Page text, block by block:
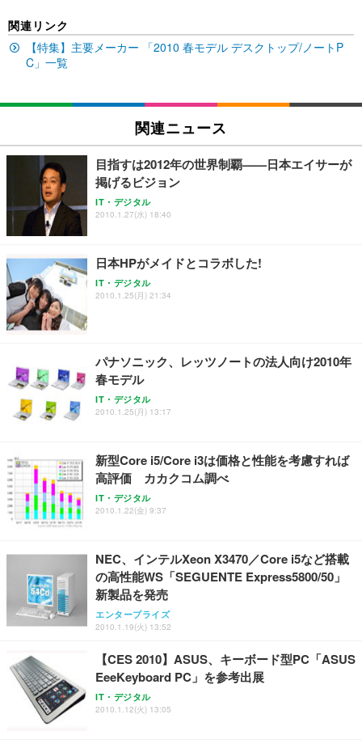
ュチェア 人間工学 疲れない ブラック
Sezlife オフィスチェア デスクチェア 疲れない テレ
ワーク チェア 強化バックレスト 30度ロッキング機
能 人間工学 椅子 腰サポート 90度跳ね上げ式アーム
ョン PCチェア 通気性メッシュ ゲーミング/勉強/事
務用 おしゃれ パソコンチェア (ブラック)
￥7,680
Sezlife オフィスチェア デスクチェア 疲れない テレ
ワーク チェア 強化バックレスト 30度ロッキング機
ョン PCチェア 通気性メッシュ ゲーミング/勉強/事
務用 おしゃれ パソコンチェア (ホワイト)
￥7,680
ANDWINT オフィスチェア デスクチェア 肘なし メ
勤務 ブラック
イト
フック付き（CFI-ZDM1J）
【整備済み品】Dell E2724HS 27インチ 液晶モニタ
ー フルHD（1920×1080）VA 非光沢 HDMI/DisplayP
￥15,800
【MiniLED/24.5inch/280Hz/FHD】GRAPHT THE S
x2袋(84枚) ホワイト(吸収面:ライトブルー)
Smart Basic(スマートベーシック) 【Amazon.co.jp
限定】 Smart Basic アイリスオーヤマ ペットシーツ
￥3,670
アイリスオーヤマ ペットシーツ 超厚型 お徳用 レギ
関連リンク
【特集】主要メーカー 「2010 春モデル デスクトップ/ノートP
C」一覧
関連ニュース
目指すは2012年の世界制覇——日本エイサーが
掲げるビジョン
IT・デジタル
2010.1.27(水) 18:40
日本HPがメイドとコラボした!
IT・デジタル
2010.1.25(月) 21:34
パナソニック、レッツノートの法人向け2010年
春モデル
IT・デジタル
2010.1.25(月) 13:17
新型Core i5/Core i3は価格と性能を考慮すれば
高評価 カカクコム調べ
IT・デジタル
2010.1.22(金) 9:37
NEC、インテルXeon X3470／Core i5など搭載
の高性能WS「SEGUENTE Express5800/50」
新製品を発売
エンタープライズ
2010.1.19(火) 13:52
【CES 2010】ASUS、キーボード型PC「ASUS
EeeKeyboard PC」を参考出展
IT・デジタル
2010.1.12(火) 13:05